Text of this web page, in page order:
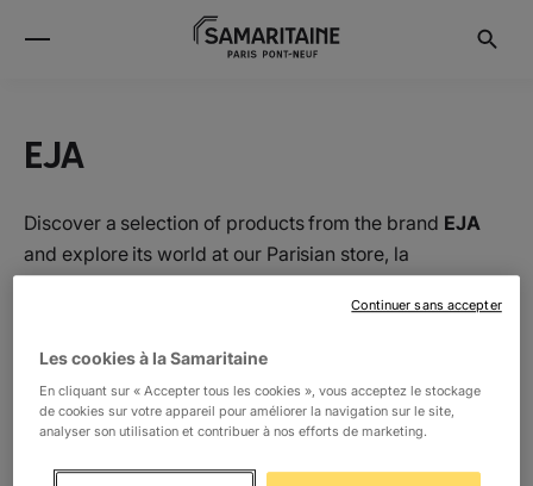
EJA
Discover a selection of products from the brand EJA
and explore its world at our Parisian store, la
Samaritaine.
Location
RDC La Boutique de Loulou
Les cookies à la Samaritaine
En cliquant sur « Accepter tous les cookies », vous acceptez le stockage
de cookies sur votre appareil pour améliorer la navigation sur le site,
analyser son utilisation et contribuer à nos efforts de marketing.
Continuer sans accepter